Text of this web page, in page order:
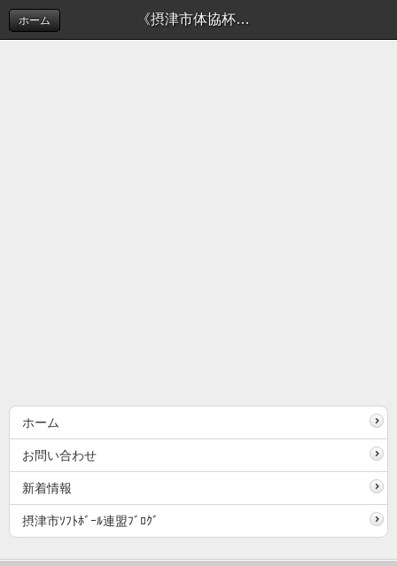
《摂津市体協杯》9月22日の試合結果 | 新着情報（お知らせ）
ホーム
ホーム
お問い合わせ
新着情報
摂津市ｿﾌﾄﾎﾞｰﾙ連盟ﾌﾞﾛｸﾞ